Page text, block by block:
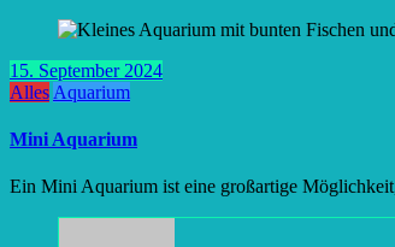
15. September 2024
Alles Aquarium
Mini Aquarium
Ein Mini Aquarium ist eine großartige